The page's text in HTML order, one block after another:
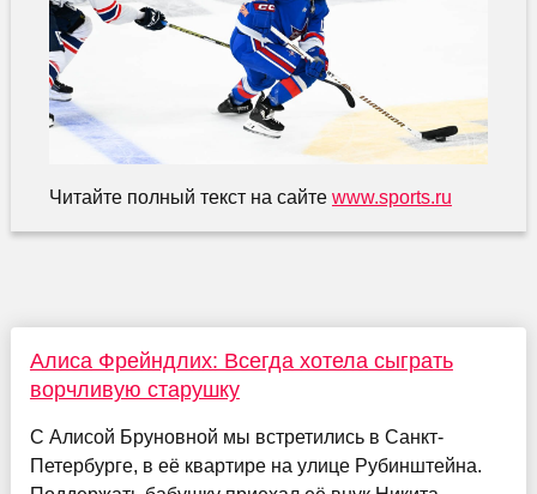
Читайте полный текст на сайте www.sports.ru
Алиса Фрейндлих: Всегда хотела сыграть
ворчливую старушку
С Алисой Бруновной мы встретились в Санкт-
Петербурге, в её квартире на улице Рубинштейна.